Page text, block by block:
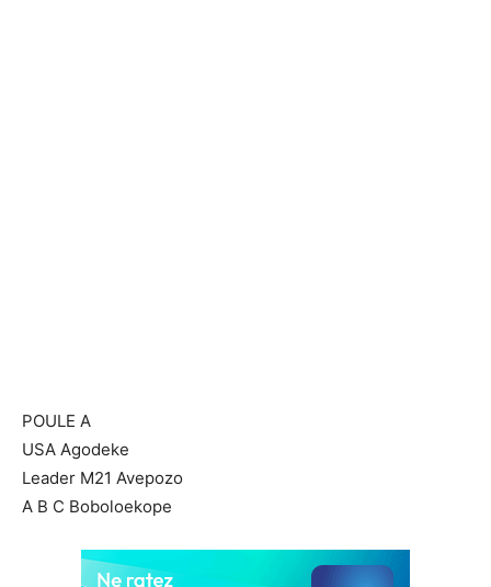
POULE A
USA Agodeke
Leader M21 Avepozo
A B C Boboloekope